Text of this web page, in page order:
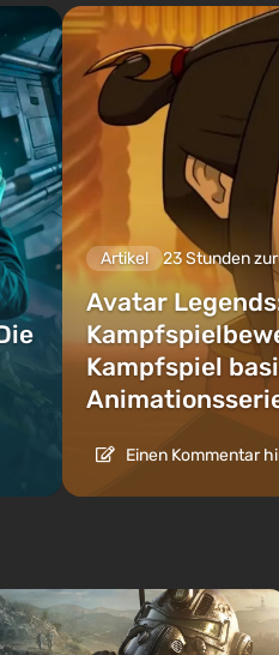
Artikel 23 Stunden
Avatar
Kampfspiel
Einen Kommentar